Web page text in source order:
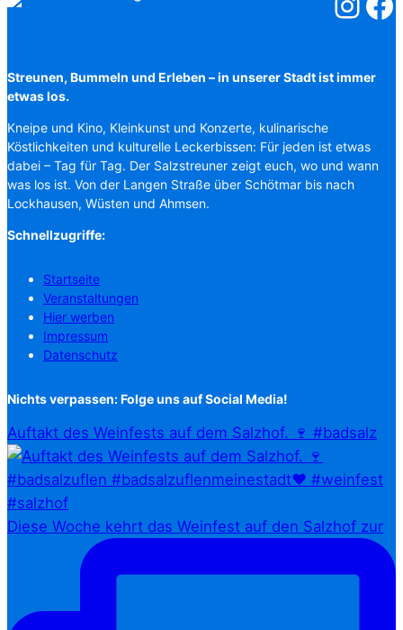
Streunen, Bummeln und Erleben – in unserer Stadt ist immer
etwas los.
Kneipe und Kino, Kleinkunst und Konzerte, kulinarische
Köstlichkeiten und kulturelle Leckerbissen: Für jeden ist etwas
dabei – Tag für Tag. Der Salzstreuner zeigt euch, wo und wann
was los ist. Von der Langen Straße über Schötmar bis nach
Lockhausen, Wüsten und Ahmsen.
Schnellzugriffe:
Startseite
Veranstaltungen
Hier werben
Impressum
Datenschutz
Nichts verpassen: Folge uns auf Social Media!
Auftakt des Weinfests auf dem Salzhof. 🍷 #badsalz
Diese Woche kehrt das Weinfest auf den Salzhof zur